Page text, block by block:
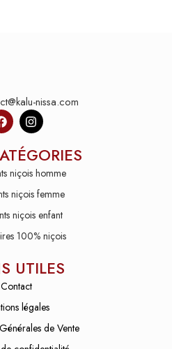
nissa.com
niçois homme
niçois femme
niçois enfant
100% niçois
UTILES
Contact
légales
de Vente